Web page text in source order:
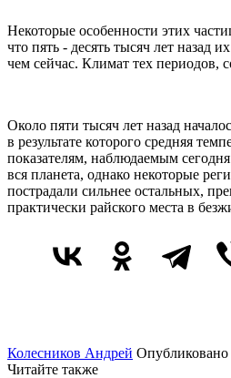
Некоторые особенности этих
что пять - десять тысяч лет назад
чем сейчас. Климат тех периодов,
Около пяти тысяч лет назад
в результате которого средняя
показателям, наблюдаемым
вся планета, однако некоторые
пострадали сильнее остальных,
практически райского места в
Колесников Андрей Опубликовано
Читайте также